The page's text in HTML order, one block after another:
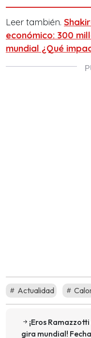
Leer también.
económico: 300
mundial ¿Qué
Actualidad
¡Eros
gira mundial!